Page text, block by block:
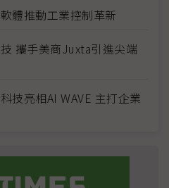
體推動工業控制革新
攜手美商Juxta引進尖端
技亮相AI WAVE 主打企業